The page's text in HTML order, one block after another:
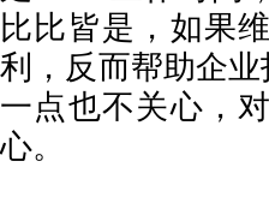
比比皆是，如果
利，反而帮助企
一点也不关心，
心。